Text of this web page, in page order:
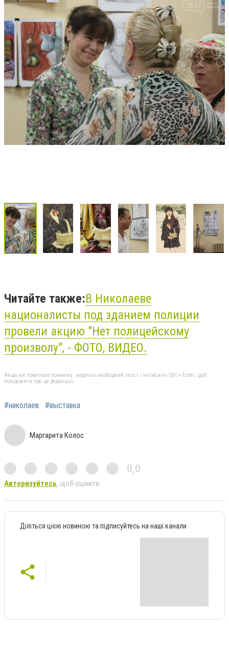
Читайте также:В Николаеве
националисты под зданием полиции
провели акцию "Нет полицейскому
произволу", - ФОТО, ВИДЕО.
Якщо ви помітили помилку, виділіть необхідний текст і натисніть Ctrl + Enter, щоб
повідомити про це редакцію
#николаев #выставка
Маргарита Колос
0,0
Авторизуйтесь, щоб оцінити
Діліться цією новиною та підписуйтесь на наші канали